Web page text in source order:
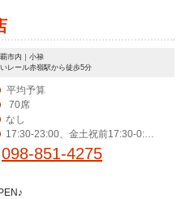
市内｜小禄
レール赤嶺駅から徒歩5分
平均予算
70席
なし
17:30-23:00、金土祝前17:30-0:0
098-851-4275